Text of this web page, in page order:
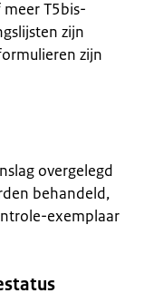
T5bis-
zijn
zijn
overgelegd
behandeld,
exemplaar